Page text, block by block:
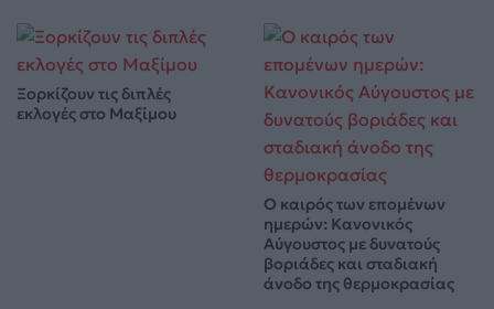
Ξορκίζουν τις διπλές
εκλογές στο Μαξίμου
Ο καιρός των επομένων
ημερών: Κανονικός
Αύγουστος με δυνατούς
βοριάδες και σταδιακή
άνοδο της θερμοκρασίας